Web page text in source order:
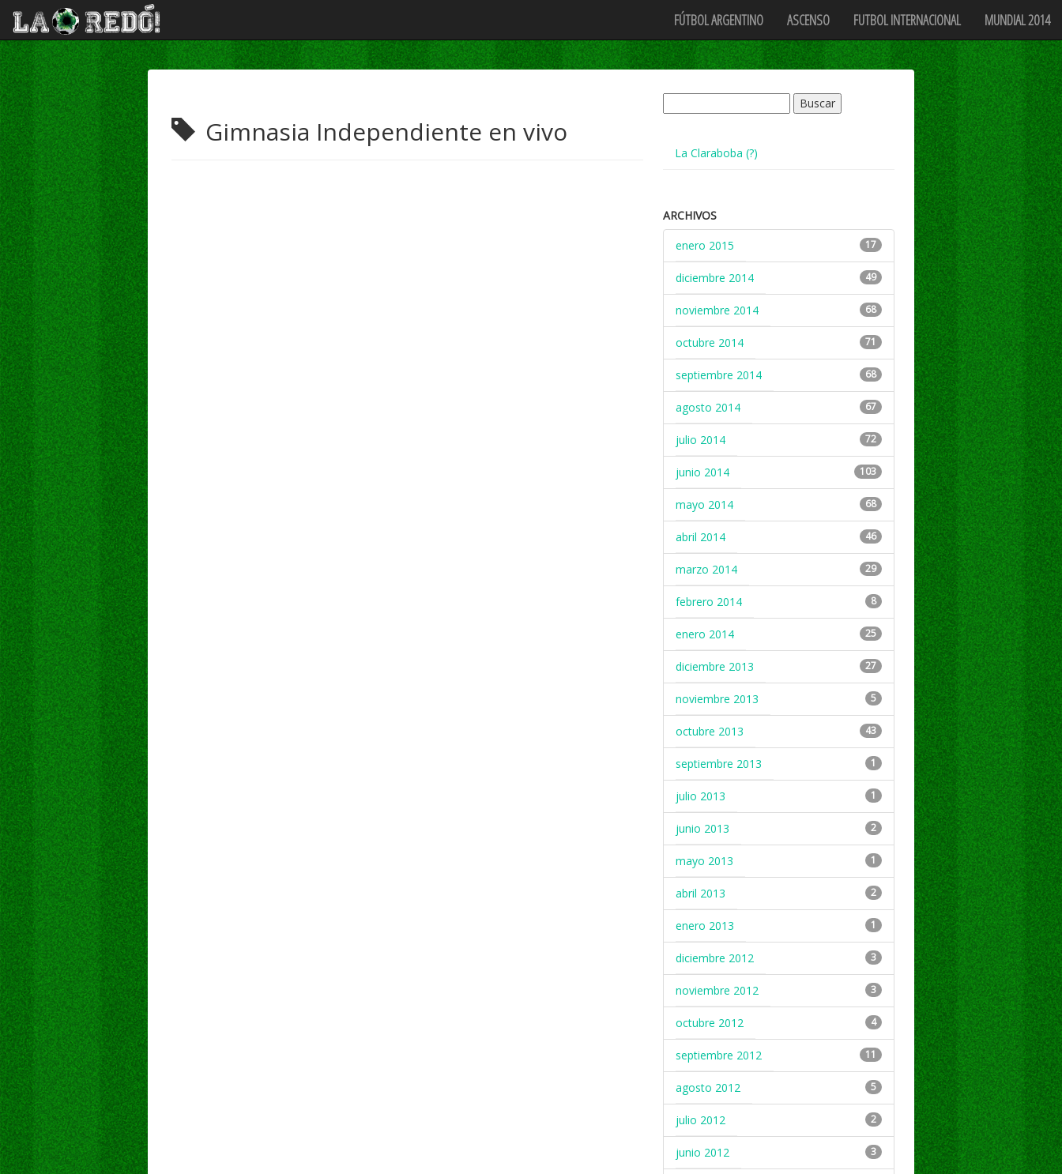
FÚTBOL ARGENTINO ASCENSO FUTBOL INTERNACIONAL MUNDIAL 2014
Gimnasia Independiente en vivo
La Claraboba (?)
ARCHIVOS
enero 2015
17
diciembre 2014 49
noviembre 2014 68
octubre 2014 71
septiembre 2014 68
agosto 2014 67
julio 2014 72
junio 2014 103
mayo 2014 68
abril 2014 46
marzo 2014 29
febrero 2014 8
enero 2014 25
diciembre 2013 27
noviembre 2013 5
octubre 2013 43
septiembre 2013 1
julio 2013 1
junio 2013 2
mayo 2013 1
abril 2013 2
enero 2013 1
diciembre 2012 3
noviembre 2012 3
octubre 2012 4
septiembre 2012 11
agosto 2012 5
julio 2012 2
junio 2012 3